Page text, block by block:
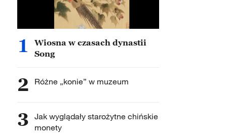
1
Wiosna w czasach dynastii
Song
2 Różne „konie” w muzeum
3 Jak wyglądały starożytne chińskie
monety